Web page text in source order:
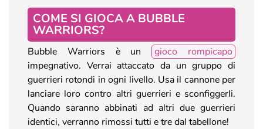
COME SI GIOCA A BUBBLE
WARRIORS?
Bubble Warriors è un
gioco rompicapo
impegnativo. Verrai attaccato da un gruppo di
guerrieri rotondi in ogni livello. Usa il cannone per
lanciare loro contro altri guerrieri e sconfiggerli.
Quando saranno abbinati ad altri due guerrieri
identici, verranno rimossi tutti e tre dal tabellone!